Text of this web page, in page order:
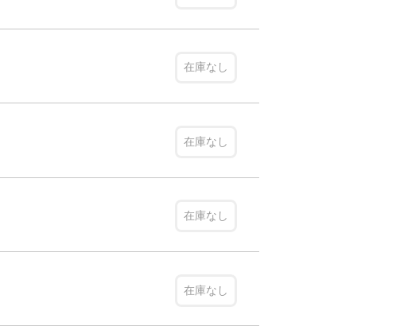
在庫なし
在庫なし
在庫なし
在庫なし